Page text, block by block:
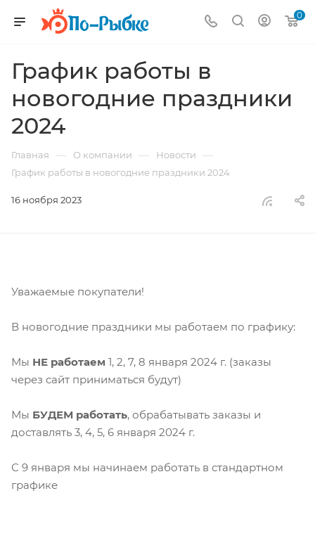
0
График работы в
новогодние праздники
2024
Главная — О компании — Новости —
График работы в новогодние праздники 2024
16 ноября 2023
Уважаемые покупатели!
В новогодние праздники мы работаем по графику:
Мы НЕ работаем 1, 2, 7, 8 января 2024 г. (заказы
через сайт приниматься будут)
Мы БУДЕМ работать, обрабатывать заказы и
доставлять 3, 4, 5, 6 января 2024 г.
С 9 января мы начинаем работать в стандартном
графике